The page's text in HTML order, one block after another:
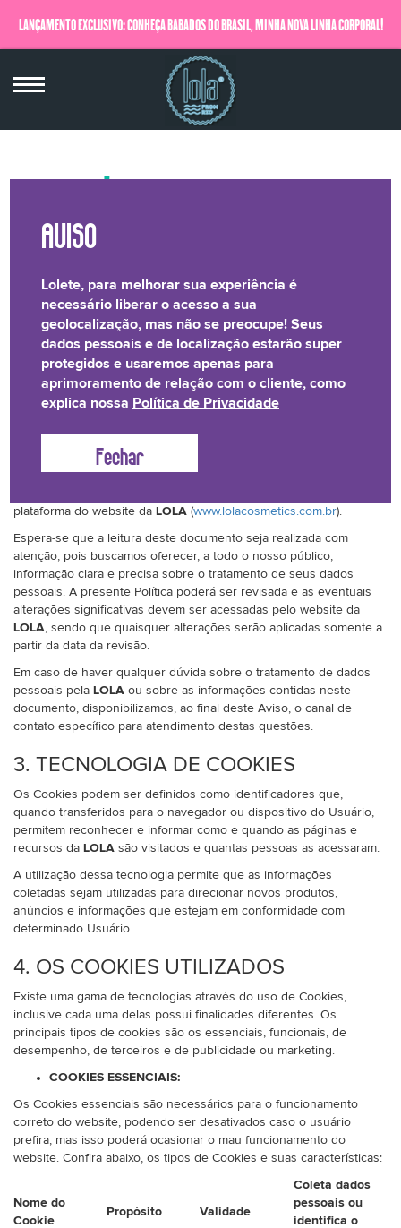
LANÇAMENTO EXCLUSIVO: CONHEÇA BABADOS DO BRASIL, MINHA NOVA LINHA CORPORAL!
QUERO SABER MAIS
POLÍTICA DE COOKIES
1. INTRODUÇÃO
A presente Política de Cookies (“Política”), é parte complementar da
Política de Privacidade, constituindo documento formal que
representa a proteção de Dados Pessoais como um dos valores da
FARMATIVA INDÚSTRIA E COMÉRCIO LTDA (“LOLA
COSMETICS”).
A presente Política se destina a evidenciar as formas pelas quais
os dados pessoais dos Usuários podem ser coletados, tratados
plataforma do website da LOLA (www.lolacosmetics.com.br).
Espera-se que a leitura deste documento seja realizada com
atenção, pois buscamos oferecer, a todo o nosso público,
informação clara e precisa sobre o tratamento de seus dados
pessoais. A presente Política poderá ser revisada e as eventuais
alterações significativas devem ser acessadas pelo website da
LOLA, sendo que quaisquer alterações serão aplicadas somente a
partir da data da revisão.
Em caso de haver qualquer dúvida sobre o tratamento de dados
pessoais pela LOLA ou sobre as informações contidas neste
documento, disponibilizamos, ao final deste Aviso, o canal de
contato específico para atendimento destas questões.
3. TECNOLOGIA DE COOKIES
Os Cookies podem ser definidos como identificadores que,
quando transferidos para o navegador ou dispositivo do Usuário,
permitem reconhecer e informar como e quando as páginas e
recursos da LOLA são visitados e quantas pessoas as acessaram.
A utilização dessa tecnologia permite que as informações
coletadas sejam utilizadas para direcionar novos produtos,
anúncios e informações que estejam em conformidade com
determinado Usuário.
4. OS COOKIES UTILIZADOS
Existe uma gama de tecnologias através do uso de Cookies,
inclusive cada uma delas possui finalidades diferentes. Os
principais tipos de cookies são os essenciais, funcionais, de
desempenho, de terceiros e de publicidade ou marketing.
COOKIES ESSENCIAIS:
Os Cookies essenciais são necessários para o funcionamento
correto do website, podendo ser desativados caso o usuário
prefira, mas isso poderá ocasionar o mau funcionamento do
website. Confira abaixo, os tipos de Cookies e suas características:
Nome do
Cookie
Propósito Validade
Coleta dados
pessoais ou
identifica o
Lolete, para melhorar sua experiência é
necessário liberar o acesso a sua
geolocalização, mas não se preocupe! Seus
dados pessoais e de localização estarão super
protegidos e usaremos apenas para
aprimoramento de relação com o cliente, como
explica nossa Política de Privacidade